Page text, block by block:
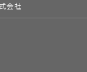
会社